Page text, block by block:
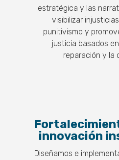
estratégica y las
visibilizar
punitivismo y
justicia basados
reparación y la
innovación
Diseñamos e